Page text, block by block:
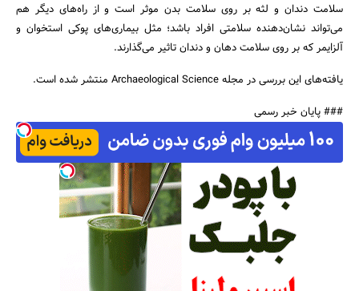
سلامت دندان و لثه بر روی سلامت بدن موثر است و از راه‌های دیگر هم
می‌تواند نشان‌دهنده سلامتی افراد باشد؛ مثل بیماری‌های پوکی استخوان و
آلزایمر که بر روی سلامت دهان و دندان تاثیر می‌گذارند.
یافته‌های این بررسی در مجله Archaeological Science منتشر شده است.
### پایان خبر رسمی